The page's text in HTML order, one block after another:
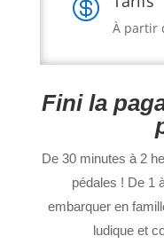

À partir
Fini la
De 30 minutes à 2
pédales ! De 1
embarquer en
ludique et